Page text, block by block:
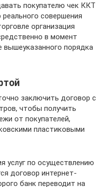
покупателю чек ККТ
совершения
организация
в момент
вышеуказанного порядка
заключить договор с
чтобы получить
от покупателей,
пластиковыми
услуг по осуществлению
договор интернет-
банк переводит на